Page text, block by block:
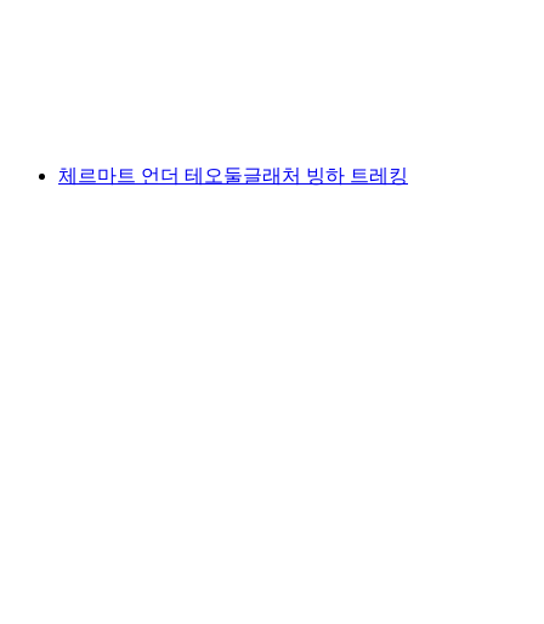
체르마트 언더 테오둘글래처 빙하 트레킹